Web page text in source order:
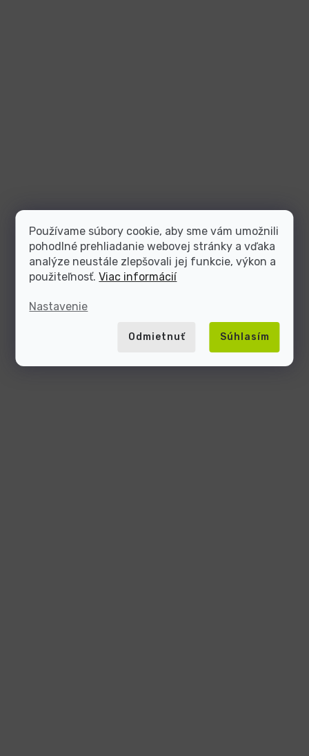
Používame súbory cookie, aby sme vám umožnili
pohodlné prehliadanie webovej stránky a vďaka
analýze neustále zlepšovali jej funkcie, výkon a
použiteľnosť.Viac informácií
Nastavenie
Odmietnuť Súhlasím